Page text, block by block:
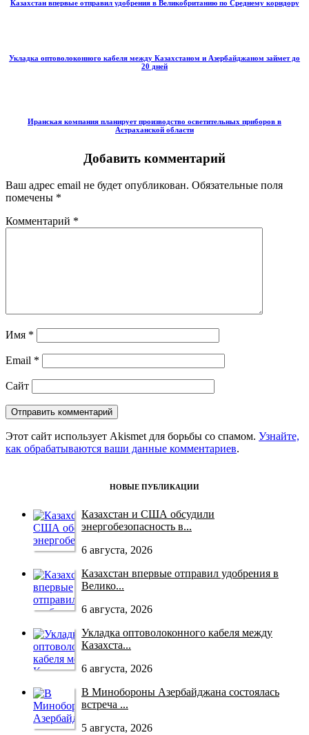
Казахстан впервые отправил удобрения в Великобританию по Среднему коридору
Укладка оптоволоконного кабеля между Казахстаном и Азербайджаном займет до
20 дней
Иранская компания планирует производство осветительных приборов в
Астраханской области
Добавить комментарий
Ваш адрес email не будет опубликован. Обязательные поля
помечены *
Комментарий *
Имя *
Email *
Сайт
Этот сайт использует Akismet для борьбы со спамом. Узнайте,
как обрабатываются ваши данные комментариев.
НОВЫЕ ПУБЛИКАЦИИ
Казахстан и США обсудили
энергобезопасность в...
6 августа, 2026
Казахстан впервые отправил удобрения в
Велико...
6 августа, 2026
Укладка оптоволоконного кабеля между
Казахста...
6 августа, 2026
В Минобороны Азербайджана состоялась
встреча ...
5 августа, 2026